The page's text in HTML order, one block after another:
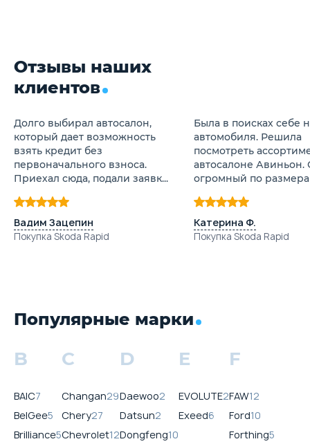
Отзывы наших
клиентов
Долго выбирал автосалон,
который дает возможность
взять кредит без
первоначального взноса.
Приехал сюда, подали заявк...
Вадим Зацепин
Покупка Skoda Rapid
Была в поисках себе
автомобиля. Решила
посмотреть
автосалоне Авиньон.
огромный по
Катерина Ф.
Покупка Skoda Rapid
Популярные марки
B
BAIC7
BelGee5
Brilliance5
C
Changan29
Chery27
Chevrolet12
D
Daewoo2
Datsun2
Dongfeng10
E
EVOLUTE2
Exeed6
F
FAW12
Ford10
Forthing5